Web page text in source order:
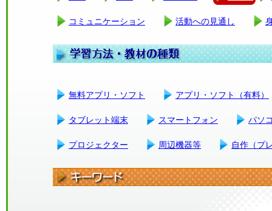
コミュニケーション 活動への見通し
無料アプリ・ソフト アプリ・ソフト（有料）
タブレット端末 スマートフォン パソ
プロジェクター 周辺機器等 自作（プ